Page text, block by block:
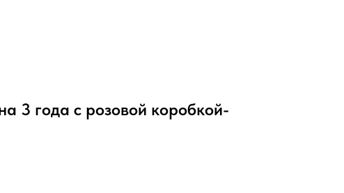
3 года с розовой коробкой-